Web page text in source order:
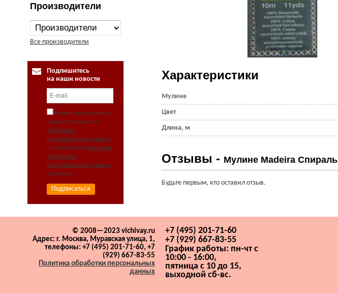
Производители
Все производители
Подпишитесь
на наши новости
Нажимая на кнопку,
я даю согласие на
обработку
персональных данных.
С условиями политики
обработки
персональных данных
согласен.
Характеристики
Мулине
Цвет
Длина, м
Отзывы - Мулине Madeira Спираль
Будьте первым, кто оставил отзыв.
© 2008—2023 vichivay.ru
Адрес:г. Москва, Муравская улица, 1,
телефоны: +7 (495) 201-71-60, +7
(929) 667-83-55
Политика обработки персональных
данных
+7 (495) 201-71-60
+7 (929) 667-83-55
График работы: пн-чт с
10:00 - 16:00,
пятница с 10 до 15,
выходной сб-вс.